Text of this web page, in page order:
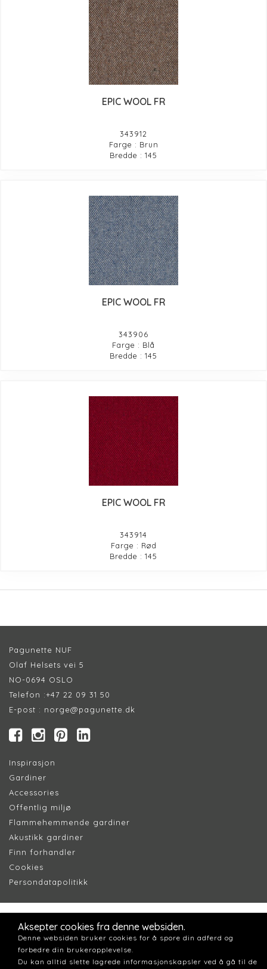
EPIC WOOL FR
343912
Farge : Brun
Bredde : 145
EPIC WOOL FR
343906
Farge : Blå
Bredde : 145
EPIC WOOL FR
343914
Farge : Rød
Bredde : 145
Pagunette NUF
Olaf Helsets vei 5
NO-0694 OSLO
Telefon :+47 22 09 31 50
E-post : norge@pagunette.dk
Inspirasjon
Gardiner
Accessories
Offentlig miljø
Flammehemmende gardiner
Akustikk gardiner
Finn forhandler
Cookies
Persondatapolitikk
Aksepter cookies fra denne websiden.
Denne websiden bruker cookies for å spore din adferd og
forbedre din brukeropplevelse.
Du kan alltid slette lagrede informasjonskapsler ved å gå til de